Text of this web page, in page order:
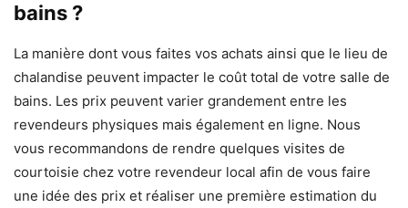
bains ?
La manière dont vous faites vos achats ainsi que le lieu de
chalandise peuvent impacter le coût total de votre salle de
bains. Les prix peuvent varier grandement entre les
revendeurs physiques mais également en ligne. Nous
vous recommandons de rendre quelques visites de
courtoisie chez votre revendeur local afin de vous faire
une idée des prix et réaliser une première estimation du